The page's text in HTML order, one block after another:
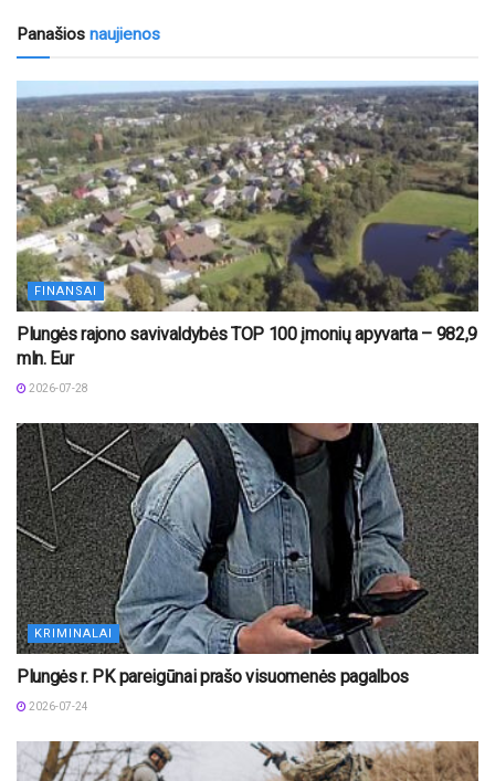
Panašios naujienos
FINANSAI
Plungės rajono savivaldybės TOP 100 įmonių apyvarta – 982,9
mln. Eur
2026-07-28
KRIMINALAI
Plungės r. PK pareigūnai prašo visuomenės pagalbos
2026-07-24